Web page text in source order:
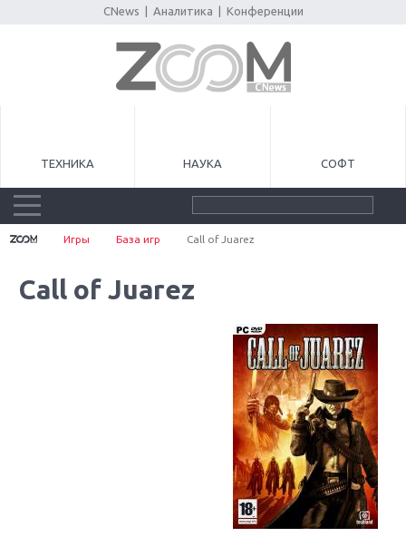
CNews Аналитика Конференции
ТЕХНИКА НАУКА СОФТ
Игры База игр Call of Juarez
Call of Juarez